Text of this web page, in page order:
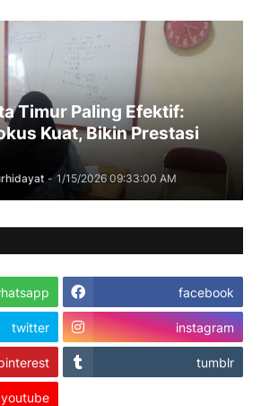
Timur Paling Efektif:
Kuat, Bikin Prestasi
- 1/15/2026 09:33:00 AM
facebook
twitter instagram
tumblr
youtube